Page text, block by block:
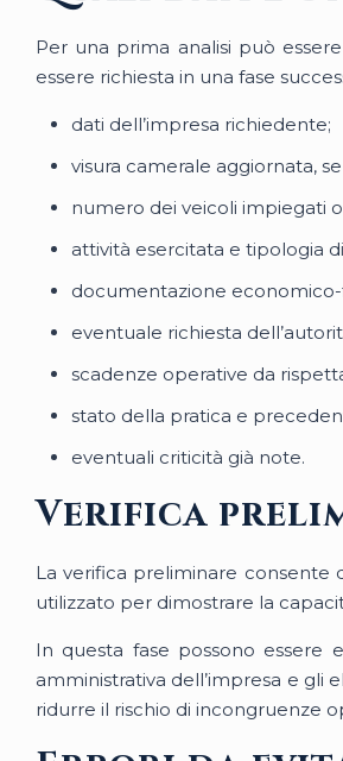
Per una prima analisi può
essere richiesta in una fase
dati dell’impresa richiedente;
visura camerale aggiornata,
numero dei veicoli impiegati
attività esercitata e tipologia
documentazione
eventuale richiesta
scadenze operative da
stato della pratica e
eventuali criticità già note.
Verifica
La verifica preliminare consente
utilizzato per dimostrare la
In questa fase possono essere
amministrativa dell’impresa e
ridurre il rischio di incongruenze